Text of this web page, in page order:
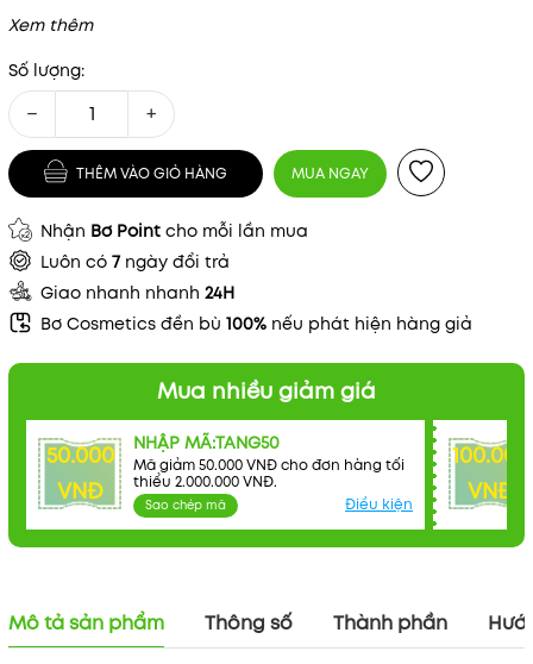
Xem thêm
Số lượng:
− +
THÊM VÀO GIỎ HÀNG MUA NGAY
Nhận Bơ Point cho mỗi lần mua
Luôn có 7 ngày đổi trả
Giao nhanh nhanh 24H
Bơ Cosmetics đền bù 100% nếu phát hiện hàng giả
Mua nhiều giảm giá
50.000
VNĐ
NHẬP MÃ:TANG50
Mã giảm 50.000 VNĐ cho đơn hàng tối
thiểu 2.000.000 VNĐ.
Sao chép mã Điều kiện
100.000
VNĐ
Mô tả sản phẩm Thông số Thành phần